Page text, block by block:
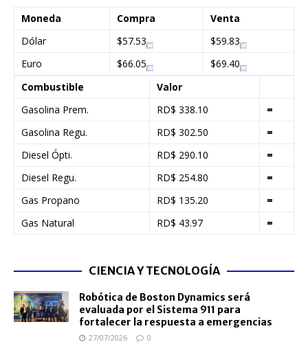
Moneda Compra
Venta
Dólar
$57.53
$59.83
Euro
$66.05
$69.40
Combustible
Valor
Gasolina Prem.
RD$ 338.10
=
Gasolina Regu.
RD$ 302.50
=
Diesel Ópti.
RD$ 290.10
=
Diesel Regu.
RD$ 254.80
=
Gas Propano
RD$ 135.20
=
Gas Natural
RD$ 43.97 =
CIENCIA Y TECNOLOGÍA
Robótica de Boston Dynamics será
evaluada por el Sistema 911 para
fortalecer la respuesta a emergencias
27/07/2026 0